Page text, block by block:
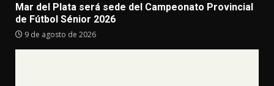
Mar del Plata será sede del Campeonato Provincial
de Fútbol Sénior 2026
9 de agosto de 2026